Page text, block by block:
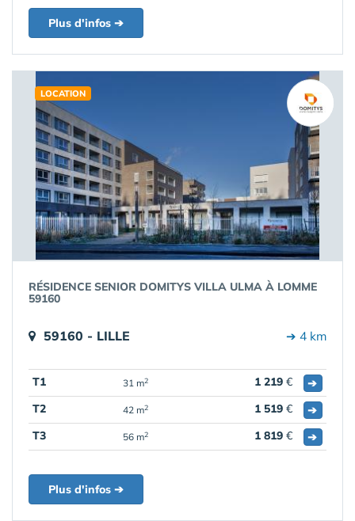
Plus d'infos ➔
LOCATION
RÉSIDENCE SENIOR DOMITYS VILLA ULMA À LOMME
59160
59160 - LILLE ➔ 4 km
T1 31 m2 1 219 €
➔
T2
42 m2 1 519 €
➔
T3
56 m2 1 819 € ➔
Plus d'infos ➔